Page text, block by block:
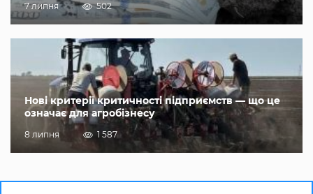
7 липня 502
Нові критерії критичності підприємств — що це
означає для агробізнесу
8 липня 1 587